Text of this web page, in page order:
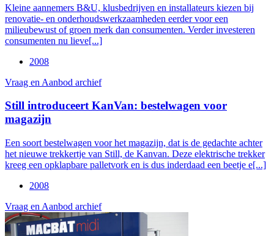
Kleine aannemers B&U, klusbedrijven en installateurs kiezen bij
renovatie- en onderhoudswerkzaamheden eerder voor een
milieubewust of groen merk dan consumenten. Verder investeren
consumenten nu lieve[...]
2008
Vraag en Aanbod archief
Still introduceert KanVan: bestelwagen voor
magazijn
Een soort bestelwagen voor het magazijn, dat is de gedachte achter
het nieuwe trekkertje van Still, de Kanvan. Deze elektrische trekker
kreeg een opklapbare palletvork en is dus inderdaad een beetje e[...]
2008
Vraag en Aanbod archief